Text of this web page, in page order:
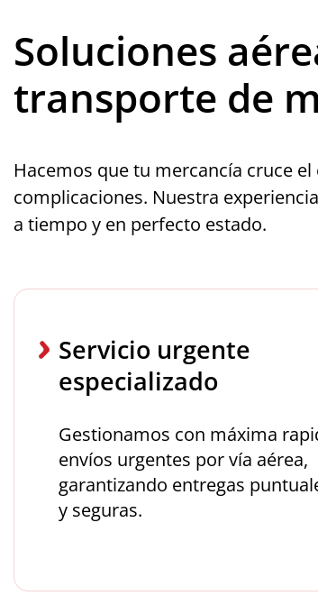
Soluciones
transporte de
Hacemos que tu mercancía cruce
complicaciones. Nuestra
a tiempo y en perfecto estado.
Servicio urgente
especializado
Gestionamos con máxima
envíos urgentes por vía aérea,
garantizando entregas
y seguras.